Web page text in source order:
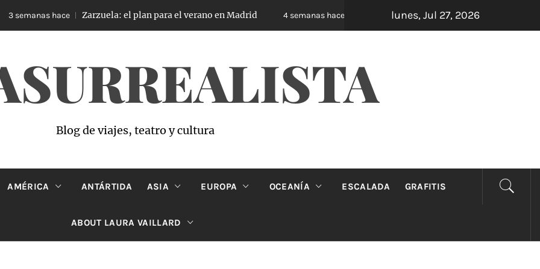
3 semanas hace Zarzuela: el plan para el verano en Madrid 4 semanas hace Oveja Negra: el unipersonal que se ríe de los
lunes, Jul 27, 2026
Blog de viajes, teatro y cultura
AMÉRICA ANTÁRTIDA ASIA EUROPA OCEANÍA ESCALADA GRAFITIS
ABOUT LAURA VAILLARD